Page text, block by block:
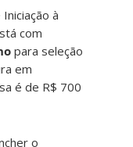
à
com
para seleção
em
é de R$ 700
o